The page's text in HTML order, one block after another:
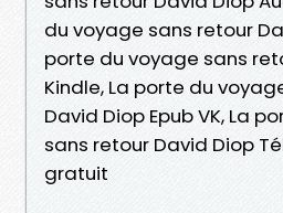
du voyage sans retour
porte du voyage sans
Kindle, La porte du
David Diop Epub VK, La
sans retour David Diop
gratuit